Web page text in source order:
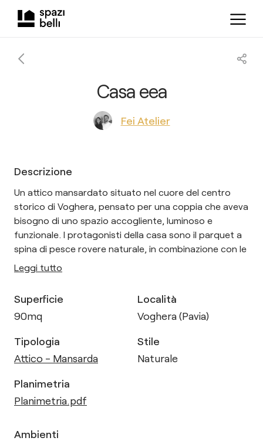
Casa eea
Fei Atelier
Descrizione
Un attico mansardato situato nel cuore del centro
storico di Voghera, pensato per una coppia che aveva
bisogno di uno spazio accogliente, luminoso e
funzionale. I protagonisti della casa sono il parquet a
spina di pesce rovere naturale, in combinazione con le
Leggi tutto
Superficie
90mq
Località
Voghera (Pavia)
Tipologia
Attico - Mansarda
Stile
Naturale
Planimetria
Planimetria.pdf
Ambienti